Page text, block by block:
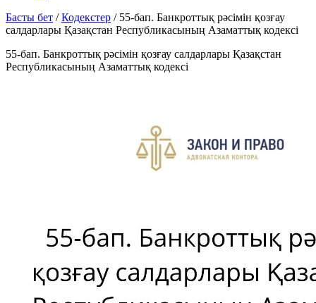
Басты бет /Кодекстер / 55-бап. Банкроттық рәсімін қозғау
салдарлары Қазақстан Республикасының Азаматтық кодексi
55-бап. Банкроттық рәсімін қозғау салдарлары Қазақстан
Республикасының Азаматтық кодексi